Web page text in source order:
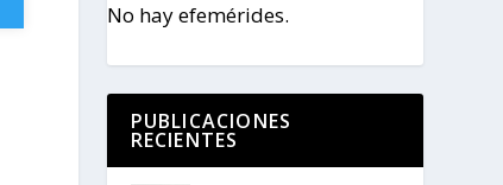
No hay efemérides.
PUBLICACIONES
RECIENTES